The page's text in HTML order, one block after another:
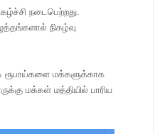
நடைபெற்றது.
நிகழ்வு
ரூபாய்களை மக்களுக்காக
மக்கள் மத்தியில் பாரிய